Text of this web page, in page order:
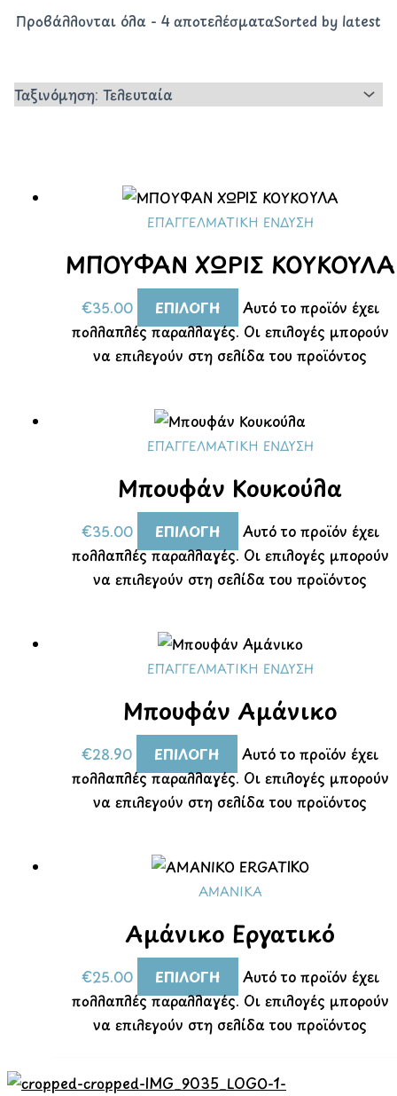
Προβάλλονται όλα - 4 αποτελέσματαSorted by latest
ΕΠΑΓΓΕΛΜΑΤΙΚΉ ΈΝΔΥΣΗ
ΜΠΟΥΦΑΝ ΧΩΡΙΣ ΚΟΥΚΟΥΛΑ
€35.00 ΕΠΙΛΟΓΉ
Αυτό το προϊόν έχει
πολλαπλές παραλλαγές. Οι επιλογές μπορούν
να επιλεγούν στη σελίδα του προϊόντος
ΕΠΑΓΓΕΛΜΑΤΙΚΉ ΈΝΔΥΣΗ
Μπουφάν Κουκούλα
€35.00 ΕΠΙΛΟΓΉ
Αυτό το προϊόν έχει
πολλαπλές παραλλαγές. Οι επιλογές μπορούν
να επιλεγούν στη σελίδα του προϊόντος
ΕΠΑΓΓΕΛΜΑΤΙΚΉ ΈΝΔΥΣΗ
Μπουφάν Αμάνικο
€28.90 ΕΠΙΛΟΓΉ
Αυτό το προϊόν έχει
πολλαπλές παραλλαγές. Οι επιλογές μπορούν
να επιλεγούν στη σελίδα του προϊόντος
ΑΜΑΝΙΚΑ
Αμάνικο Εργατικό
€25.00 ΕΠΙΛΟΓΉ
Αυτό το προϊόν έχει
πολλαπλές παραλλαγές. Οι επιλογές μπορούν
να επιλεγούν στη σελίδα του προϊόντος